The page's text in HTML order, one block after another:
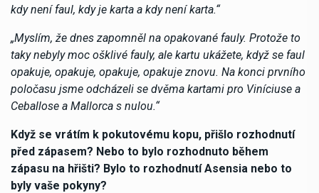
kdy není faul, kdy je karta a kdy není karta.“
„Myslím, že dnes zapomněl na opakované fauly. Protože to
taky nebyly moc ošklivé fauly, ale kartu ukážete, když se faul
opakuje, opakuje, opakuje, opakuje znovu. Na konci prvního
poločasu jsme odcházeli se dvěma kartami pro Viníciuse a
Ceballose a Mallorca s nulou.“
Když se vrátím k pokutovému kopu, přišlo rozhodnutí
před zápasem? Nebo to bylo rozhodnuto během
zápasu na hřišti? Bylo to rozhodnutí Asensia nebo to
byly vaše pokyny?